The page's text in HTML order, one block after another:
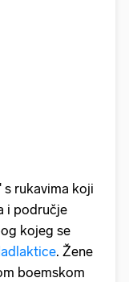
s rukavima koji
i područje
kojeg se
. Žene
boemskom